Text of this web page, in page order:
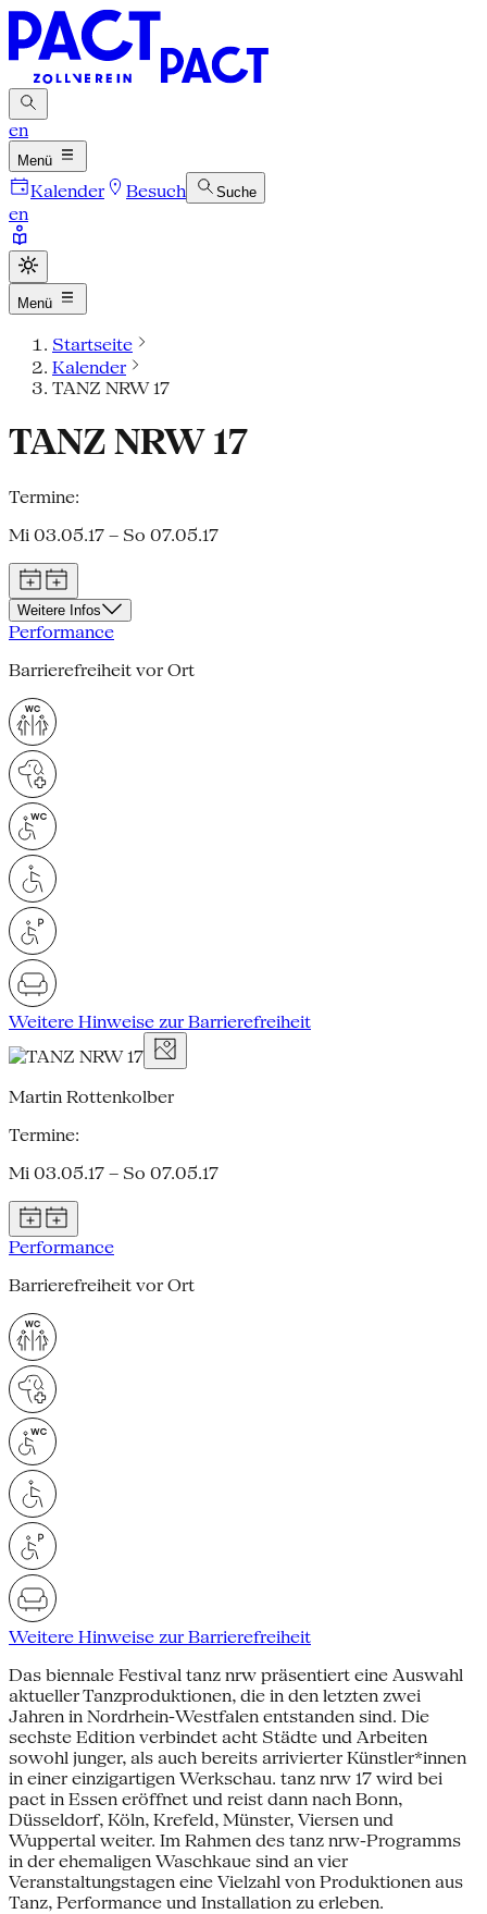
en
Menü
Kalender Besuch Suche
en
Menü
Startseite
Kalender
TANZ NRW 17
TANZ NRW 17
Termine:
Mi 03.05.17 – So 07.05.17
Weitere Infos
Performance
Barrierefreiheit vor Ort
Weitere Hinweise zur Barrierefreiheit
Martin Rottenkolber
Termine:
Mi 03.05.17 – So 07.05.17
Performance
Barrierefreiheit vor Ort
Weitere Hinweise zur Barrierefreiheit
Das biennale Festival tanz nrw präsentiert eine Auswahl
aktueller Tanzproduktionen, die in den letzten zwei
Jahren in Nordrhein-Westfalen entstanden sind. Die
sechste Edition verbindet acht Städte und Arbeiten
sowohl junger, als auch bereits arrivierter Künstler*innen
in einer einzigartigen Werkschau. tanz nrw 17 wird bei
pact in Essen eröffnet und reist dann nach Bonn,
Düsseldorf, Köln, Krefeld, Münster, Viersen und
Wuppertal weiter. Im Rahmen des tanz nrw-Programms
in der ehemaligen Waschkaue sind an vier
Veranstaltungstagen eine Vielzahl von Produktionen aus
Tanz, Performance und Installation zu erleben.